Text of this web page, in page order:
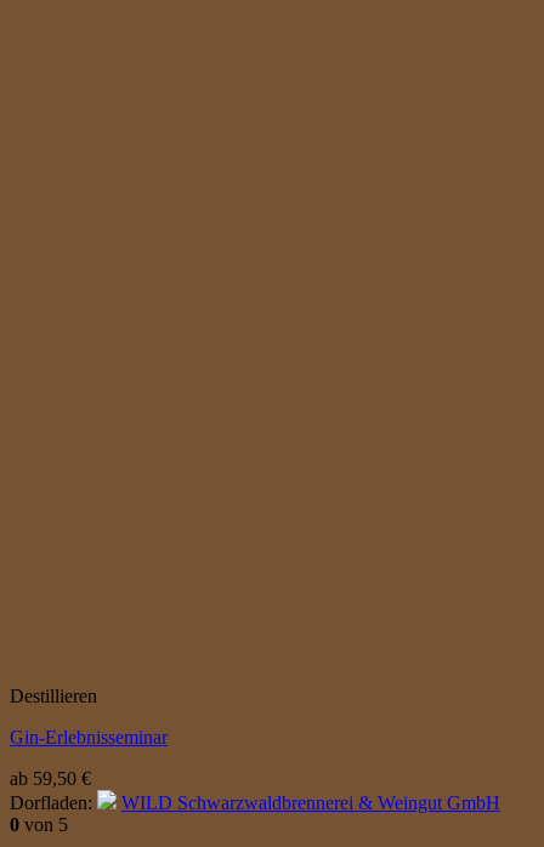
Destillieren
Gin-Erlebnisseminar
ab 59,50 €
Dorfladen:
WILD Schwarzwaldbrennerei & Weingut GmbH
0 von 5